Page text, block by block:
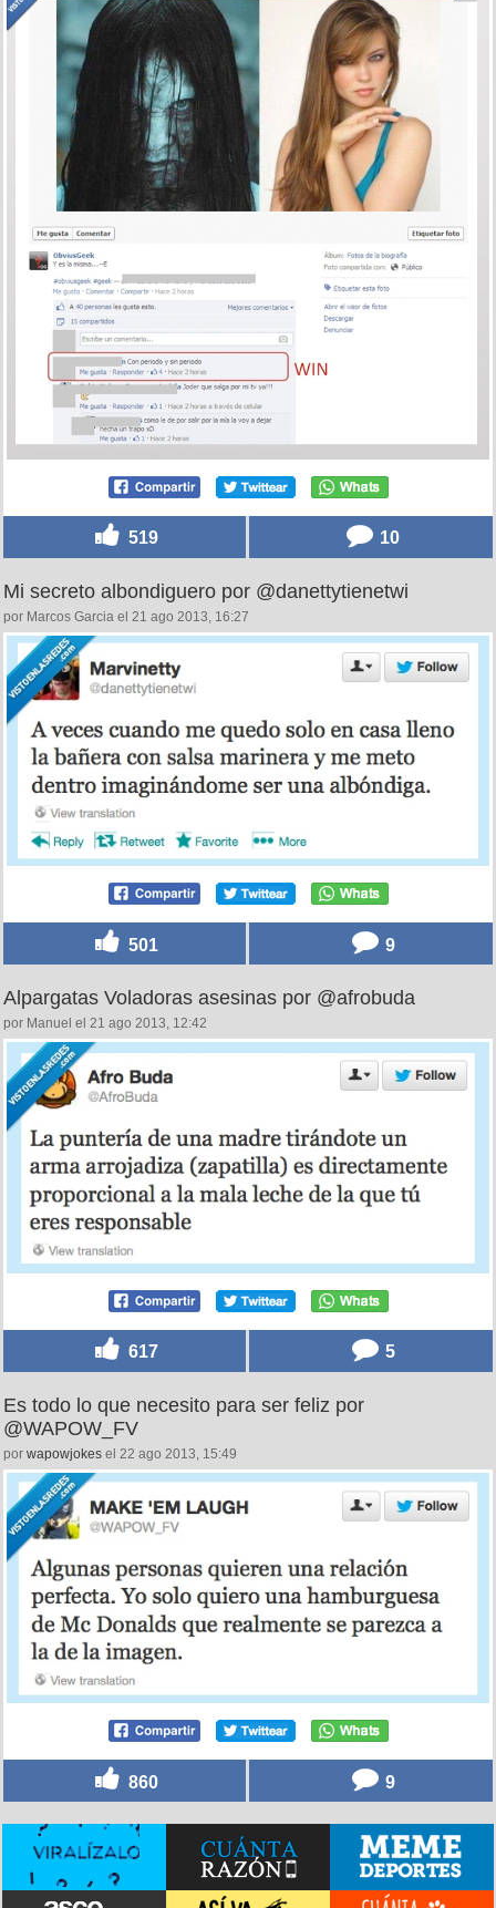
519 10
Mi secreto albondiguero por @danettytienetwi
por Marcos Garcia el 21 ago 2013, 16:27
501 9
Alpargatas Voladoras asesinas por @afrobuda
por Manuel el 21 ago 2013, 12:42
617 5
Es todo lo que necesito para ser feliz por
@WAPOW_FV
por wapowjokes el 22 ago 2013, 15:49
860 9